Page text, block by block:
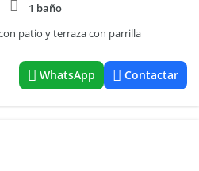
1 baño
patio y terraza con parrilla
WhatsApp Contactar